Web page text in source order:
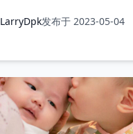
LarryDpk发布于 2023-05-04